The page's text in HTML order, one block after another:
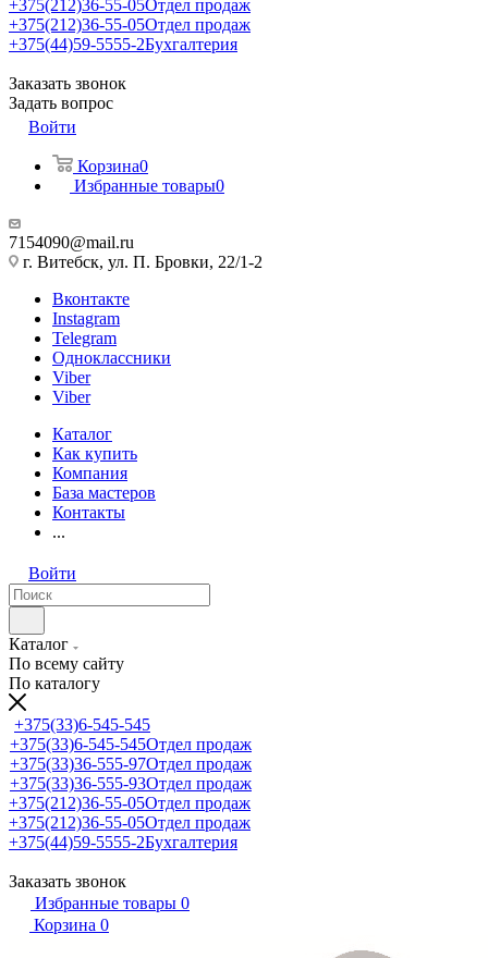
+375(212)36-55-05Отдел продаж
+375(212)36-55-05Отдел продаж
+375(44)59-5555-2Бухгалтерия
Заказать звонок
Задать вопрос
Войти
Корзина0
Избранные товары0
7154090@mail.ru
г. Витебск, ул. П. Бровки, 22/1-2
Вконтакте
Instagram
Telegram
Одноклассники
Viber
Viber
Каталог
Как купить
Компания
База мастеров
Контакты
...
Войти
Каталог
По всему сайту
По каталогу
+375(33)6-545-545
+375(33)6-545-545Отдел продаж
+375(33)36-555-97Отдел продаж
+375(33)36-555-93Отдел продаж
+375(212)36-55-05Отдел продаж
+375(212)36-55-05Отдел продаж
+375(44)59-5555-2Бухгалтерия
Заказать звонок
Избранные товары 0
Корзина 0